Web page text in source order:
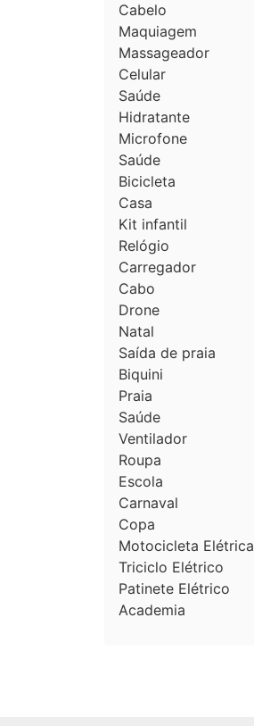
Cabelo
Maquiagem
Massageador
Celular
Saúde
Hidratante
Microfone
Saúde
Bicicleta
Casa
Kit infantil
Relógio
Carregador
Cabo
Drone
Natal
Saída de praia
Biquini
Praia
Saúde
Ventilador
Roupa
Escola
Carnaval
Copa
Motocicleta Elétrica
Triciclo Elétrico
Patinete Elétrico
Academia